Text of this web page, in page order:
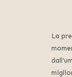
La